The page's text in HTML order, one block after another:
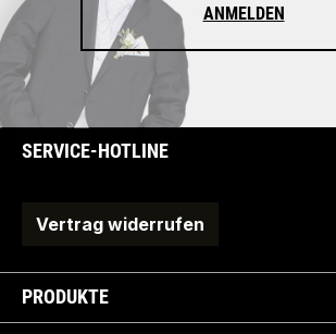
ANMELDEN
SERVICE-HOTLINE
Vertrag widerrufen
PRODUKTE